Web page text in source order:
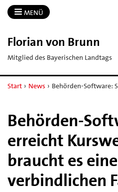
MENÜ
Florian von Brunn
Mitglied des Bayerischen Landtags
Start › News › Behörden-Software:
Behörden-
erreicht
braucht es
verbindlichen